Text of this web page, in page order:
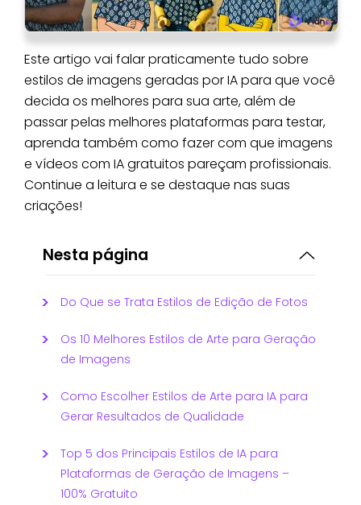
Este artigo vai falar praticamente tudo sobre
estilos de imagens geradas por IA para que você
decida os melhores para sua arte, além de
passar pelas melhores plataformas para testar,
aprenda também como fazer com que imagens
e vídeos com IA gratuitos pareçam profissionais.
Continue a leitura e se destaque nas suas
criações!
Nesta página
Do Que se Trata Estilos de Edição de Fotos
Os 10 Melhores Estilos de Arte para Geração
de Imagens
Como Escolher Estilos de Arte para IA para
Gerar Resultados de Qualidade
Top 5 dos Principais Estilos de IA para
Plataformas de Geração de Imagens –
100% Gratuito